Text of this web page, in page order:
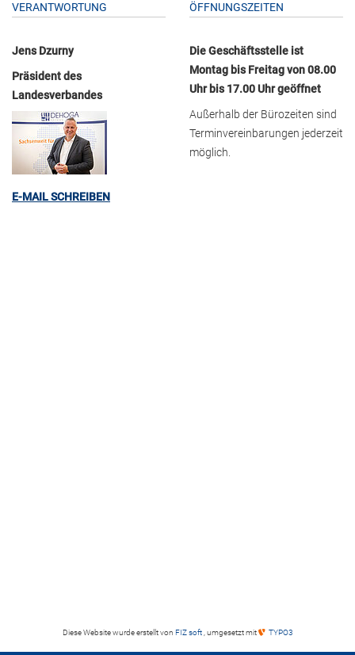
VERANTWORTUNG
Jens Dzurny
Präsident des
Landesverbandes
E-MAIL SCHREIBEN
ÖFFNUNGSZEITEN
Die Geschäftsstelle ist
Montag bis Freitag von 08.00
Uhr bis 17.00 Uhr geöffnet
Außerhalb der Bürozeiten sind
Terminvereinbarungen jederzeit
möglich.
Diese Website wurde erstellt von FIZ soft , umgesetzt mit TYPO3